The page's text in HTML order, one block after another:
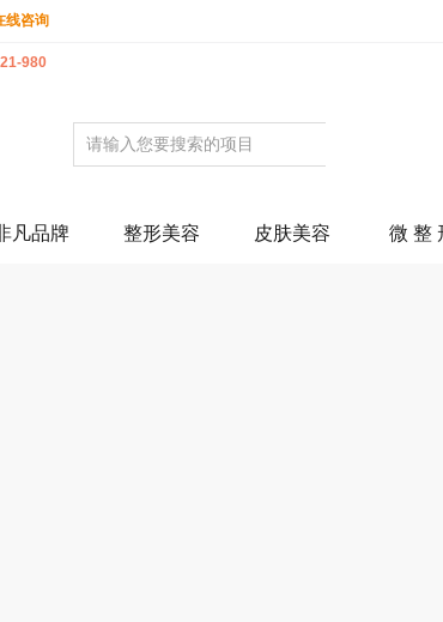
线咨询
980
凡品牌 整形美容 皮肤美容 微 整